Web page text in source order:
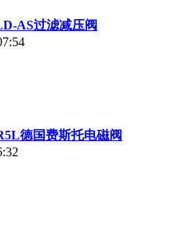
AS过滤减压阀
德国费斯托电磁阀